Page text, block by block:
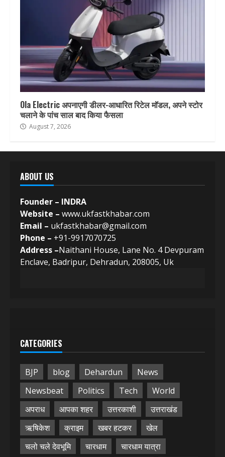
Ola Electric अपनाएगी डीलर-आधारित रिटेल मॉडल, अपने स्टोर
चलाने के पांच साल बाद किया फैसला
August 7, 2026
ABOUT US
Founder – INDRA
Website – www.ukfastkhabar.com
Email – ukfastkhabar@gmail.com
Phone – +91-9917070725
Address –Naithani House, Lane No. 4 Devpuram
Enclave, Badripur, Dehradun, 208005, Uk
CATEGORIES
BJP blog Dehardun
News
Newsbeat
Politics Tech
World
अपराध
आपका शहर उत्तरकाशी
उत्तराखंड
ऋषिकेश
क्राइम खबर हटकर
खेल
चलो चले देवभूमि
चारधाम
चारधाम यात्रा